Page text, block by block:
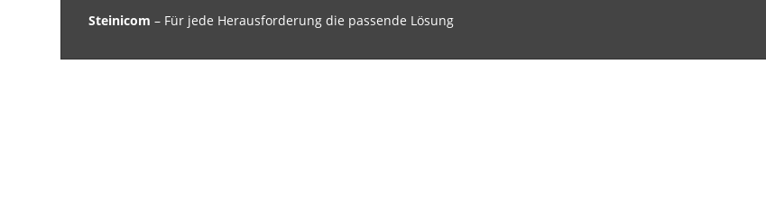
Steinicom – Für jede Herausforderung die passende Lösung